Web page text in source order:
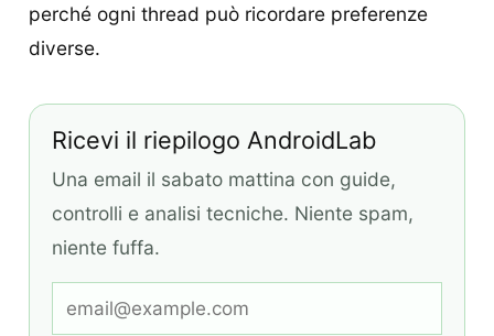
perché ogni thread può ricordare preferenze
diverse.
Ricevi il riepilogo AndroidLab
Una email il sabato mattina con guide,
controlli e analisi tecniche. Niente spam,
niente fuffa.